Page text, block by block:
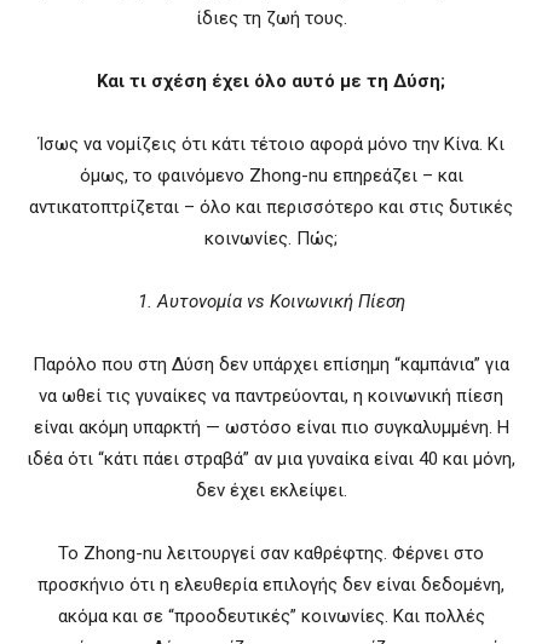
ίδιες τη ζωή τους.
Και τι σχέση έχει όλο αυτό με τη Δύση;
Ίσως να νομίζεις ότι κάτι τέτοιο αφορά μόνο την Κίνα. Κι
όμως, το φαινόμενο Zhong-nu επηρεάζει – και
αντικατοπτρίζεται – όλο και περισσότερο και στις δυτικές
κοινωνίες. Πώς;
1. Αυτονομία vs Κοινωνική Πίεση
Παρόλο που στη Δύση δεν υπάρχει επίσημη “καμπάνια” για
να ωθεί τις γυναίκες να παντρεύονται, η κοινωνική πίεση
είναι ακόμη υπαρκτή — ωστόσο είναι πιο συγκαλυμμένη. Η
ιδέα ότι “κάτι πάει στραβά” αν μια γυναίκα είναι 40 και μόνη,
δεν έχει εκλείψει.
Το Zhong-nu λειτουργεί σαν καθρέφτης. Φέρνει στο
προσκήνιο ότι η ελευθερία επιλογής δεν είναι δεδομένη,
ακόμα και σε “προοδευτικές” κοινωνίες. Και πολλές